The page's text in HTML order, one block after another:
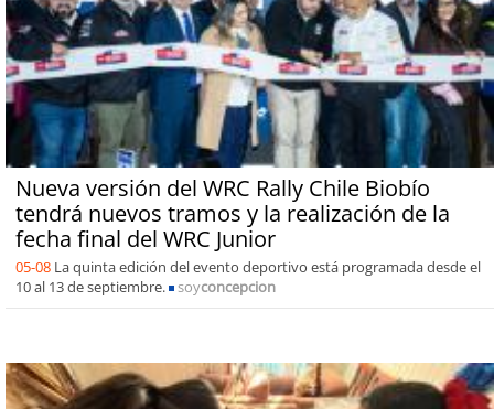
Nueva versión del WRC Rally Chile Biobío
tendrá nuevos tramos y la realización de la
fecha final del WRC Junior
05-08 La quinta edición del evento deportivo está programada desde el
10 al 13 de septiembre.
soyconcepcion